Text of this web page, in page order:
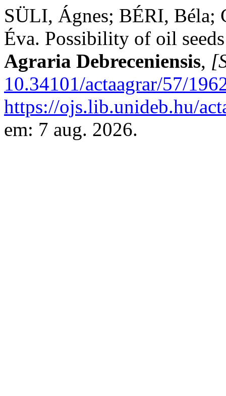
SÜLI, Ágnes; BÉRI, Béla;
Éva. Possibility of oil
Agraria Debreceniensis,
10.34101/actaagrar/57/
https://ojs.lib.unideb.hu/
em: 7 aug. 2026.